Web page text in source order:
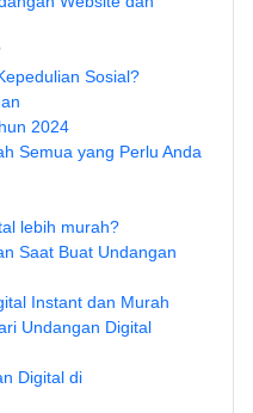
Sosial?
2024
Semua yang Perlu Anda
lebih murah?
Saat Buat Undangan
Instant dan Murah
Undangan Digital
Digital di